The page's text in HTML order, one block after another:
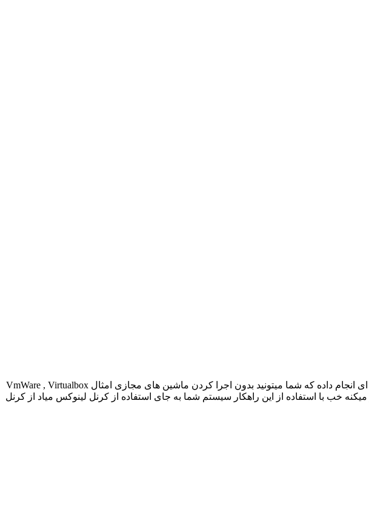
آموزش راه انداختن محیط بَش اوبونتو روی ویندوز ۱۰ مایکروسافت در ورژن های اخیرش جدیدا بروزرسانی ای انجام داده که شما میتونید بدون اجرا کردن ماشین های مجازی امثال VmWare , Virtualbox
خب با استفاده از این راهکار سیستم شما به جای استفاده از کرنل لینوکس میاد از کرنل